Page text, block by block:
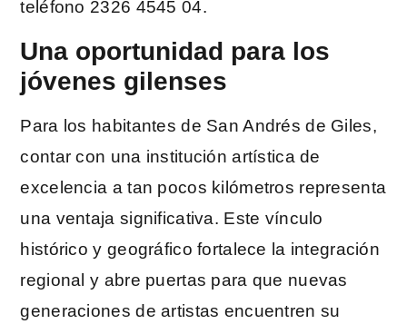
teléfono 2326 4545 04.
Una oportunidad para los
jóvenes gilenses
Para los habitantes de San Andrés de Giles,
contar con una institución artística de
excelencia a tan pocos kilómetros representa
una ventaja significativa. Este vínculo
histórico y geográfico fortalece la integración
regional y abre puertas para que nuevas
generaciones de artistas encuentren su